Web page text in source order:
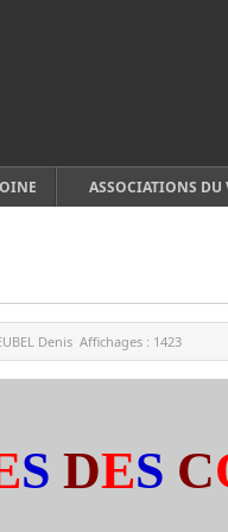
ASSOCIATIONS DU
Denis Affichages : 1423
S DES C